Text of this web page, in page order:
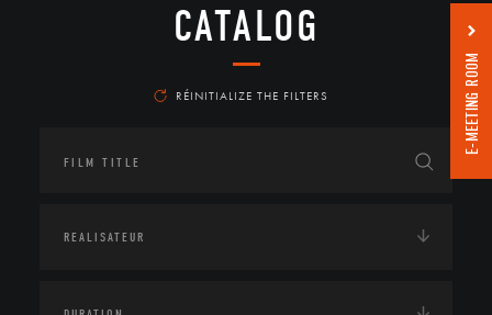
CATALOG
RÉINITIALIZE THE FILTERS E-MEETING ROOM